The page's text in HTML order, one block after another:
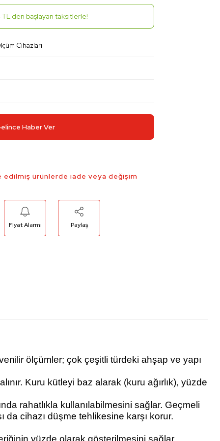
TL den başlayan taksitlerle!
Cihazları
Haber Ver
edilmiş ürünlerde iade veya değişim
Fiyat Alarmı Paylaş
ölçümler; çok çeşitli türdeki ahşap ve yapı
Kuru kütleyi baz alarak (kuru ağırlık), yüzde
rahatlıkla kullanılabilmesini sağlar. Geçmeli
da cihazı düşme tehlikesine karşı korur.
yüzde olarak gösterilmesini sağlar.